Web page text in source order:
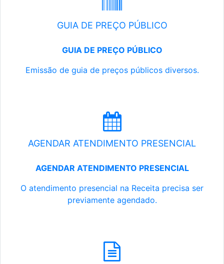
GUIA DE PREÇO PÚBLICO
GUIA DE PREÇO PÚBLICO
Emissão de guia de preços públicos diversos.
AGENDAR ATENDIMENTO PRESENCIAL
AGENDAR ATENDIMENTO PRESENCIAL
O atendimento presencial na Receita precisa ser
previamente agendado.